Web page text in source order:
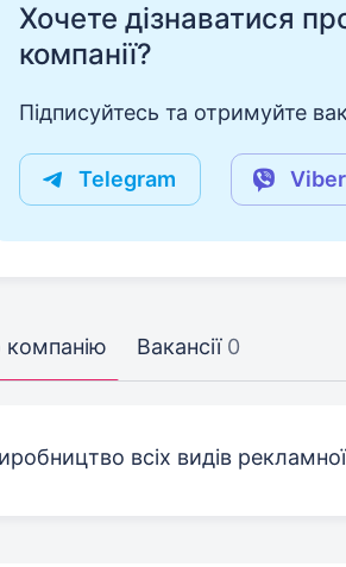
Хочете дізнаватися
компанії?
Підписуйтесь та отримуйте
Telegram Viber
компанію Вакансії 0
всіх видів